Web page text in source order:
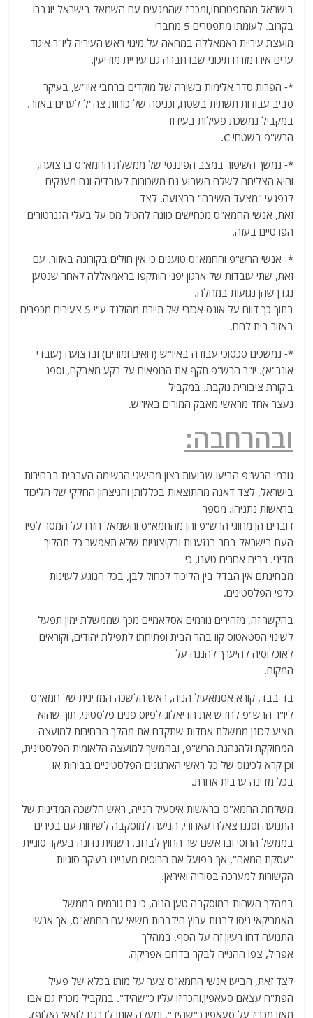
בישראל מהתפטרותו,ומכריז שהמגעים עם השמאל בישראל יוגברו
בקרוב. לעומתו מתפטרים 5 מחברי
מועצת עיריית ראמאללה במחאה על מינוי ראש העיריה ליו"ר איגוד
ערים אירו מזרח תיכוני שבו חברה גם עיריית מודיעין.
*- הפרות סדר אלימות בשורה של מוקדים ברחבי איו"ש, בעיקר
סביב עבודות תשתית בשטח, וכניסה של כוחות צה"ל לערים באזור.
במקביל נמשכת פעילות בעידוד
הרש"פ בשטחי C.
*- נמשך השיפור במצב הפיננסי של ממשלת החמא"ס ברצועה,
והיא הצליחה לשלם השבוע גם משכורות לעובדיה וגם מענקים
לנפגעי "מצעד השיבה" ברצועה. לצד
זאת, אנשי החמא"ס מכחישים כוונה להטיל מס על בעלי הגנרטורים
הפרטיים בעזה.
*- אנשי הרש"פ והחמא"ס טוענים כי אין חולים בקורונה באזור. עם
זאת, שתי עובדות של ארגון יפני הותקפו בראמאללה לאחר שנטען
נגדן שהן נגועות במחלה.
בתוך כך דווח על אונס אכזרי של תיירת מהולנד ע"י 5 צעירים מכפרים
באזור בית לחם.
*- נמשכים סכסוכי עבודה באיו"ש (רואים ומורים) וברצועה (עובדי
אונר"א). יו"ר הרש"פ תקף את הרופאים על רקע מאבקם, וספג
ביקורת ציבורית נוקבת. במקביל
נעצר אחד מראשי מאבק המורים באיו"ש.
ובהרחבה:
גורמי הרש"פ הביעו שביעות רצון מהישגי הרשימה הערבית בבחירות
בישראל, לצד דאגה מהתוצאות בכללותן והניצחון החלקי של הליכוד
בראשות נתניהו. מספר
דוברים הן מחוגי הרש"פ והן מהחמא"ס והשמאל חזרו על המסר לפיו
העם בישראל בחר בגזענות ובקיצוניות שלא תאפשר כל תהליך
מדיני. רבים אחרים טענו, כי
מבחינתם אין הבדל בין הליכוד לכחול לבן, בכל הנוגע לעוינות
כלפי הפלסטינים.
בהקשר זה, מזהירים גורמים אסלאמיים מכך שממשלת ימין תפעל
לשינוי הסטאטוס קוו בהר הבית ופתיחתו לתפילת יהודים, וקוראים
לאוכלוסיה להיערך להגנה על
המקום.
בד בבד, קורא אסמאעיל הניה, ראש הלשכה המדינית של חמא"ס
ליו"ר הרש"פ לחדש את הדיאלוג לפיוס פנים פלסטיני, תוך שהוא
מציע לכונן ממשלת אחדות שתקדם את מהלך הבחירות למועצה
המחוקקת ולהנהגת הרש"פ, ובהמשך למועצה הלאומית הפלסטינית,
וכן קרא לכינוס של כל ראשי הארגונים הפלסטיניים בבירות או
בכל מדינה ערבית אחרת.
משלחת החמא"ס בראשות איסעיל הנייה, ראש הלשכה המדינית של
התנועה וסגנו צאלח עארורי, הגיעה למוסקבה לשיחות עם בכירים
בממשל הרוסי ובראשם שר החוץ לברוב. רשמית נדונה בעיקר סוגיית
"עסקת המאה", אך בפועל את הרוסים מעניינו בעיקר סוגיות
הקשורות למערכה בסוריה ואיראן.
במהלך השהות במוסקבה טען הניה, כי גם גורמים בממשל
האמריקאי ניסו לבנות ערוץ הידברות חשאי עם החמא"ס, אך אנשי
התנועה דחו רעיון זה על הסף. במהלך
אפריל, צפו ההנייה לבקר בדרום אפריקה.
לצד זאת, הביעו אנשי החמא"ס צער על מותו בכלא של פעיל
הפת"ח עצאם סעאפין,והכריזו עליו כ"שהיד". במקביל מכריז גם אבו
מאזן מכריז על סעאפין כ"שהיד", ומעלה אותו לדרגת לואא' (אלוף).